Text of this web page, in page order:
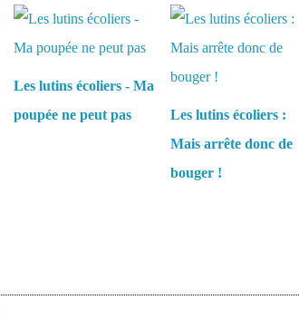
Les lutins écoliers - Ma
poupée ne peut pas
Les lutins écoliers :
Mais arrête donc de
bouger !